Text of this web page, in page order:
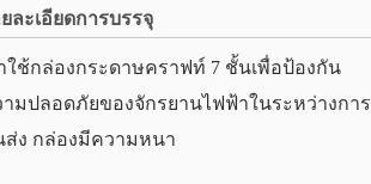
ละเอียดการบรรจุ
ใช้กล่องกระดาษคราฟท์ 7 ชั้นเพื่อป้องกัน
ามปลอดภัยของจักรยานไฟฟ้าในระหว่างการ
ง กล่องมีความหนา